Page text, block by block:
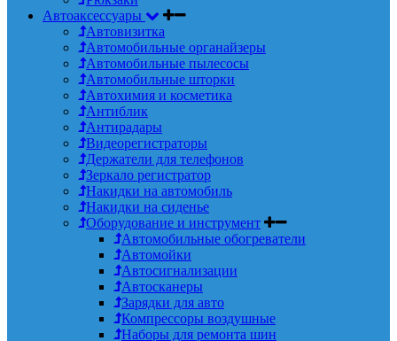
Автоаксессуары
Автовизитка
Автомобильные органайзеры
Автомобильные пылесосы
Автомобильные шторки
Автохимия и косметика
Антиблик
Антирадары
Видеорегистраторы
Держатели для телефонов
Зеркало регистратор
Накидки на автомобиль
Накидки на сиденье
Оборудование и инструмент
Автомобильные обогреватели
Автомойки
Автосигнализации
Автосканеры
Зарядки для авто
Компрессоры воздушные
Наборы для ремонта шин